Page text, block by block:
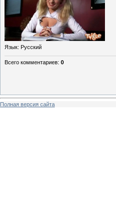
Язык: Русский
Всего комментариев: 0
Полная версия сайта